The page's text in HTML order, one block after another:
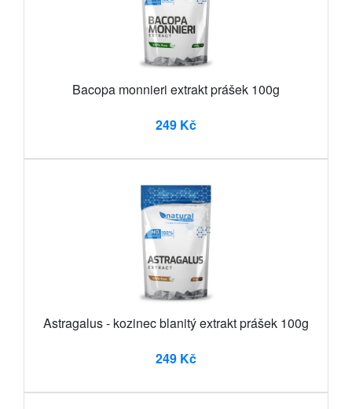
Bacopa monnieri extrakt prášek 100g
249 Kč
Astragalus - kozinec blanitý extrakt prášek 100g
249 Kč